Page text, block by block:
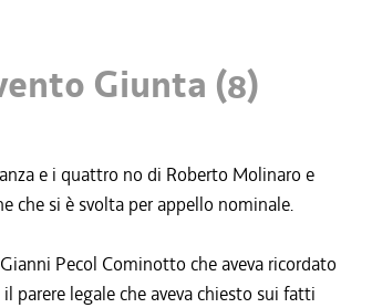
Giunta (8)
e i quattro no di Roberto Molinaro e
che si è svolta per appello nominale.
Pecol Cominotto che aveva ricordato
parere legale che aveva chiesto sui fatti